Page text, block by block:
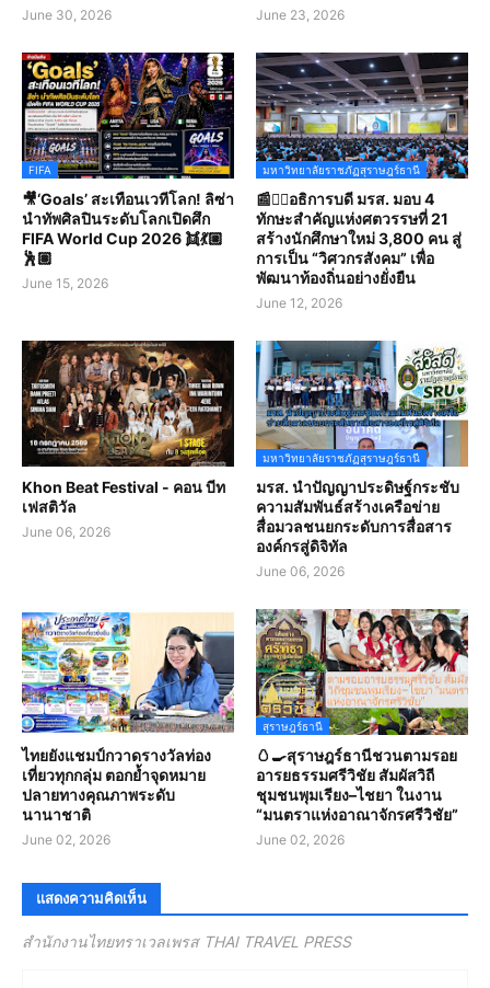
June 30, 2026 June 23, 2026
FIFA
🎥‘Goals’ สะเทือนเวทีโลก! ลิซ่า
นำทัพศิลปินระดับโลกเปิดศึก
FIFA World Cup 2026 👯💃🏼
🕺🏽
June 15, 2026
มหาวิทยาลัยราชภัฏสุราษฎร์ธานี
📰✍🏻อธิการบดี มรส. มอบ 4
ทักษะสำคัญแห่งศตวรรษที่ 21
สร้างนักศึกษาใหม่ 3,800 คน สู่
การเป็น “วิศวกรสังคม” เพื่อ
พัฒนาท้องถิ่นอย่างยั่งยืน
June 12, 2026
Khon Beat Festival - คอน บีท
เฟสติวัล
June 06, 2026
มหาวิทยาลัยราชภัฏสุราษฎร์ธานี
มรส. นำปัญญาประดิษฐ์กระชับ
ความสัมพันธ์สร้างเครือข่าย
สื่อมวลชนยกระดับการสื่อสาร
องค์กรสู่ดิจิทัล
June 06, 2026
ไทยยังแชมป์กวาดรางวัลท่อง
เที่ยวทุกกลุ่ม ตอกย้ำจุดหมาย
ปลายทางคุณภาพระดับ
นานาชาติ
June 02, 2026
สุราษฎร์ธานี
🥚🍳สุราษฎร์ธานีชวนตามรอย
อารยธรรมศรีวิชัย สัมผัสวิถี
ชุมชนพุมเรียง–ไชยา ในงาน
“มนตราแห่งอาณาจักรศรีวิชัย”
June 02, 2026
แสดงความคิดเห็น
สำนักงานไทยทราเวลเพรส THAI TRAVEL PRESS